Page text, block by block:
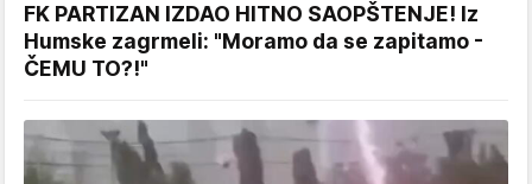
FK PARTIZAN IZDAO HITNO SAOPŠTENJE! Iz
Humske zagrmeli: "Moramo da se zapitamo -
ČEMU TO?!"